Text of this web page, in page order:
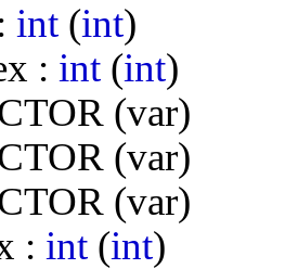
int (int)
: int (int)
(var)
(var)
(var)
: int (int)